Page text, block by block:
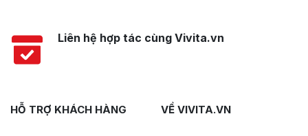
Liên hệ hợp tác cùng Vivita.vn
HỖ TRỢ KHÁCH HÀNG VỀ VIVITA.VN